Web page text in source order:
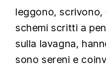
leggono, scrivono,
schemi scritti a
sulla lavagna,
sono sereni e